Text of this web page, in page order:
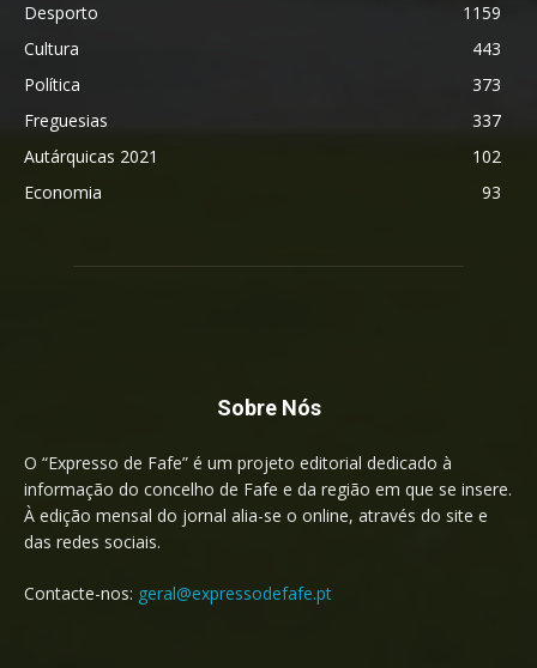
Desporto
1159
Cultura
443
Política
373
Freguesias
337
Autárquicas 2021
102
Economia
93
Sobre Nós
O “Expresso de Fafe” é um projeto editorial dedicado à
informação do concelho de Fafe e da região em que se insere.
À edição mensal do jornal alia-se o online, através do site e
das redes sociais.
Contacte-nos: geral@expressodefafe.pt